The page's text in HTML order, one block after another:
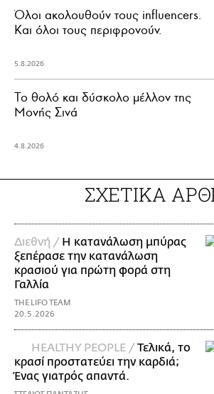
Όλοι ακολουθούν τους influencers.
Και όλοι τους περιφρονούν.
5.8.2026
Το θολό και δύσκολο μέλλον της
Μονής Σινά
4.8.2026
ΣΧΕΤΙΚΑ
Διεθνή / Η κατανάλωση μπύρας
ξεπέρασε την κατανάλωση
κρασιού για πρώτη φορά στη
Γαλλία
THE LIFO TEAM
20.5.2026
HEALTHY PEOPLE / Τελικά, το
κρασί προστατεύει την καρδιά;
Ένας γιατρός απαντά.